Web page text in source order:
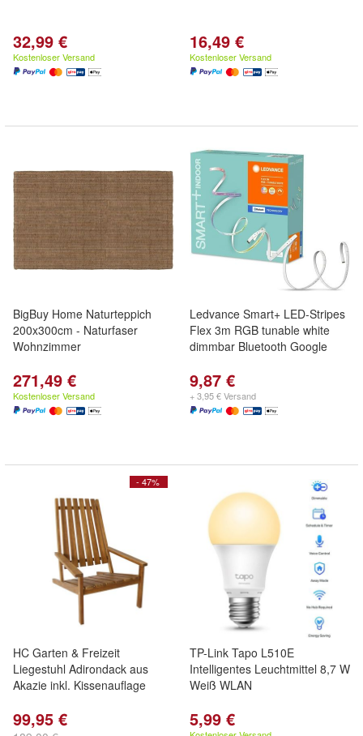
32,99 €
Kostenloser Versand
16,49 €
Kostenloser Versand
BigBuy Home Naturteppich
200x300cm - Naturfaser
Wohnzimmer
271,49 €
Kostenloser Versand
Ledvance Smart+ LED-Stripes
Flex 3m RGB tunable white
dimmbar Bluetooth Google
9,87 €
+ 3,95 € Versand
- 47%
HC Garten & Freizeit
Liegestuhl Adirondack aus
Akazie inkl. Kissenauflage
99,95 €
TP-Link Tapo L510E
Intelligentes Leuchtmittel 8,7 W
Weiß WLAN
5,99 €